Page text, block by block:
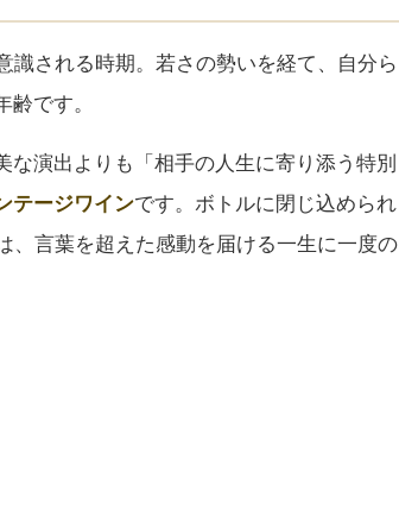
識される時期。若さの勢いを経て、自分ら
です。
演出よりも「相手の人生に寄り添う特別
テージワインです。ボトルに閉じ込められ
、言葉を超えた感動を届ける一生に一度の